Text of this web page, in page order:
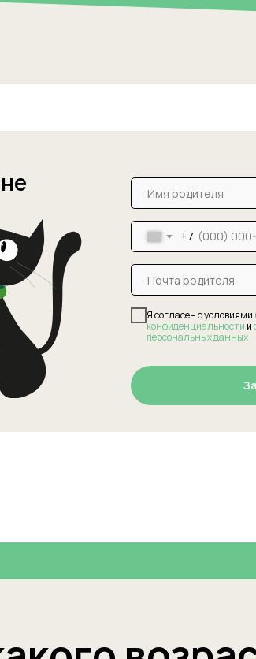
+7
Я согласен с условиями
конфиденциальности и
персональных данных